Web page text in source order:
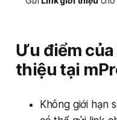
Ưu điểm
thiệu tại
Không giới hạn